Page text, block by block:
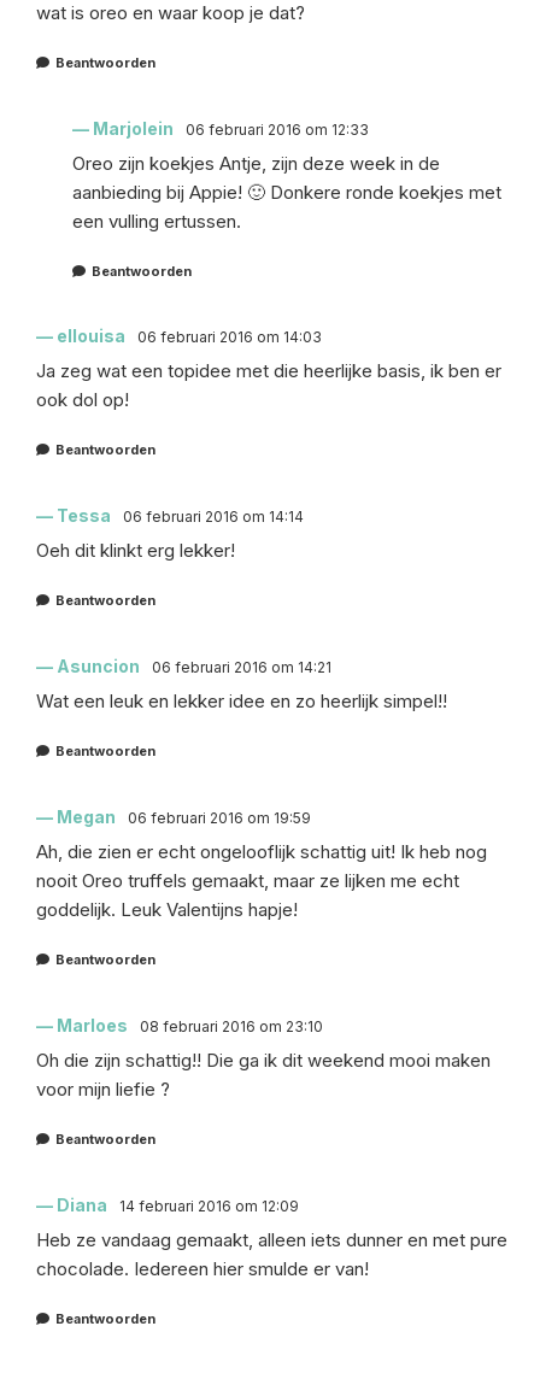
wat is oreo en waar koop je dat?
Beantwoorden
Marjolein 06 februari 2016 om 12:33
Oreo zijn koekjes Antje, zijn deze week in de
aanbieding bij Appie! 🙂 Donkere ronde koekjes met
een vulling ertussen.
Beantwoorden
ellouisa 06 februari 2016 om 14:03
Ja zeg wat een topidee met die heerlijke basis, ik ben er
ook dol op!
Beantwoorden
Tessa 06 februari 2016 om 14:14
Oeh dit klinkt erg lekker!
Beantwoorden
Asuncion 06 februari 2016 om 14:21
Wat een leuk en lekker idee en zo heerlijk simpel!!
Beantwoorden
Megan 06 februari 2016 om 19:59
Ah, die zien er echt ongelooflijk schattig uit! Ik heb nog
nooit Oreo truffels gemaakt, maar ze lijken me echt
goddelijk. Leuk Valentijns hapje!
Beantwoorden
Marloes 08 februari 2016 om 23:10
Oh die zijn schattig!! Die ga ik dit weekend mooi maken
voor mijn liefie ?
Beantwoorden
Diana 14 februari 2016 om 12:09
Heb ze vandaag gemaakt, alleen iets dunner en met pure
chocolade. Iedereen hier smulde er van!
Beantwoorden